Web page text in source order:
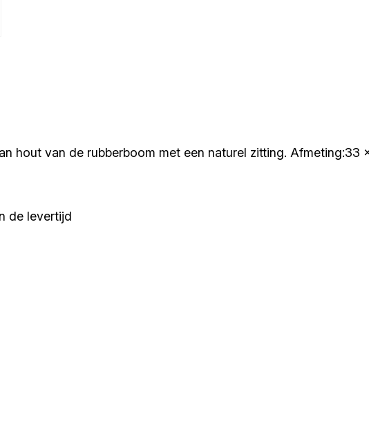
hout van de rubberboom met een naturel zitting. Afmeting:33
de levertijd